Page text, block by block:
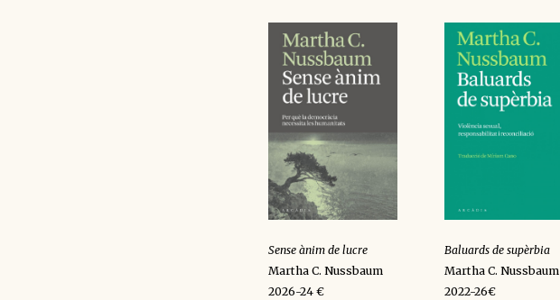
Sense ànim de lucre
Martha C. Nussbaum
2026-24 €
Baluards de supèrbia
Martha C. Nussbaum
2022-26€